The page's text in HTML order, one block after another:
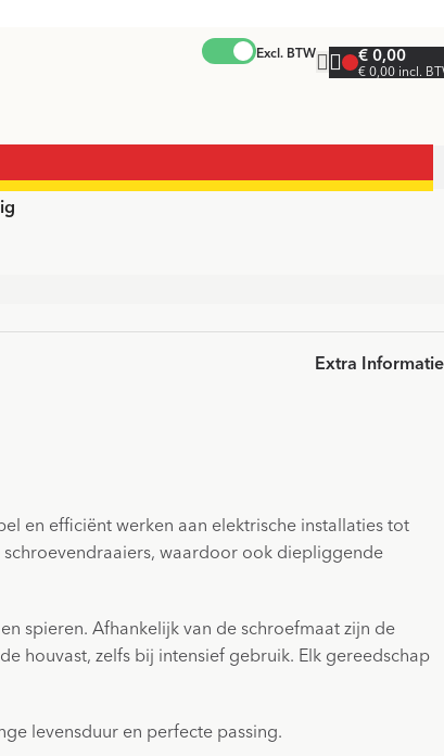
Excl. BTW € 0,00
€ 0,00 incl.
Extra Informatie
en efficiënt werken aan elektrische installaties tot
waardoor ook diepliggende
spieren. Afhankelijk van de schroefmaat zijn de
houvast, zelfs bij intensief gebruik. Elk gereedschap
levensduur en perfecte passing.